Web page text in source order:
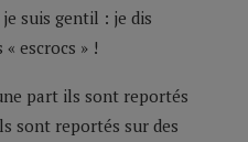
suis gentil : je dis
escrocs » !
part ils sont reportés
sont reportés sur des